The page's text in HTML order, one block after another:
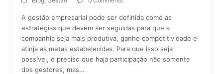
A gestão empresarial pode ser definida como as
estratégias que devem ser seguidas para que a
companhia seja mais produtiva, ganhe competitividade e
atinja as metas estabelecidas. Para que isso seja
possível, é preciso que haja participação não somente
dos gestores, mas…